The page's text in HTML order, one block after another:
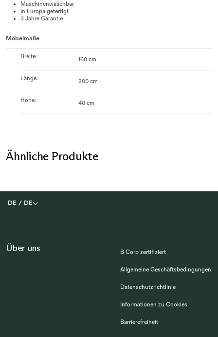
Maschinenwaschbar
In Europa gefertigt
3 Jahre Garantie
Möbelmaße
Breite: 160 cm
Länge: 200 cm
Höhe: 40 cm
Ähnliche Produkte
DE / DE
Über uns B Corp zertifiziert
Allgemeine Geschäftsbedingungen
Datenschutzrichtlinie
Informationen zu Cookies
Barrierefreiheit